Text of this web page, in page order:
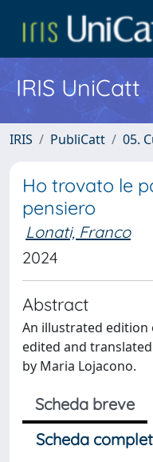
IRIS UniCatt
IRIS PubliCatt 05.
Ho trovato le
pensiero
Lonati, Franco
2024
Abstract
An illustrated edition
edited and
by Maria Lojacono.
Scheda breve
Scheda